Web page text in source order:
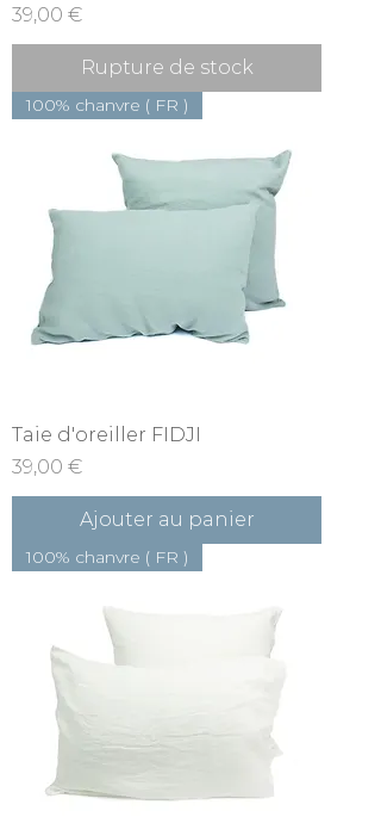
Prix
39,00 €
Rupture de stock
100% chanvre ( FR )
Taie d'oreiller FIDJI
Prix
39,00 €
Ajouter au panier
100% chanvre ( FR )